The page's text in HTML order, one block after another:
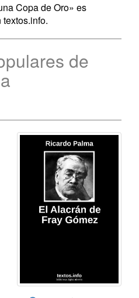
Copa de Oro» es
textos.info.
de